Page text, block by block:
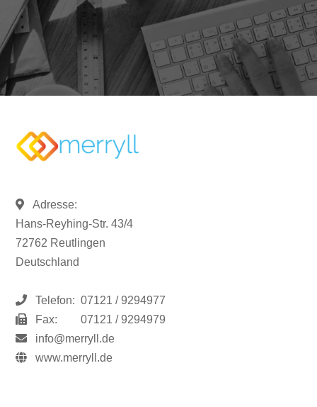
Adresse:
Hans-Reyhing-Str. 43/4
72762 Reutlingen
Deutschland
Telefon: 07121 / 9294977
Fax:
07121 / 9294979
info@merryll.de
www.merryll.de